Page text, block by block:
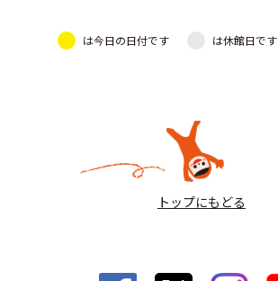
は今日の日付です は休館日です
トップにもどる